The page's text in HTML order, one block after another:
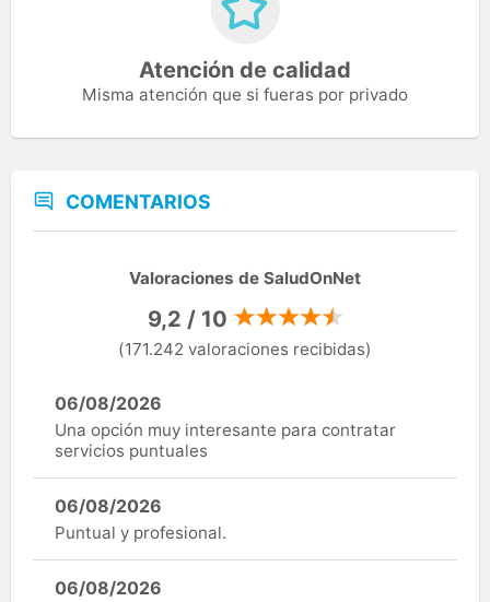
Atención de calidad
Misma atención que si fueras por privado
COMENTARIOS
Valoraciones de SaludOnNet
9,2 / 10
(171.242 valoraciones recibidas)
06/08/2026
Una opción muy interesante para contratar
servicios puntuales
06/08/2026
Puntual y profesional.
06/08/2026